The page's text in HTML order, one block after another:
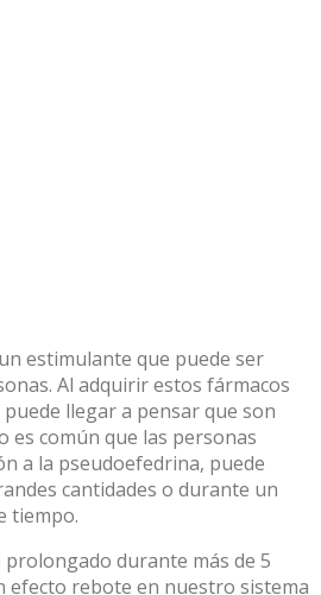
estimulante que puede ser
Al adquirir estos fármacos
llegar a pensar que son
es común que las personas
a la pseudoefedrina, puede
cantidades o durante un
tiempo.
durante más de 5
efecto rebote en nuestro sistema